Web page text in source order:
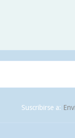
Suscribirse a: